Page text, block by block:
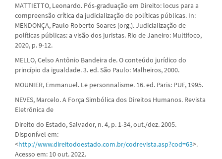
MATTIETTO, Leonardo. Pós-graduação em Direito: locus para a
compreensão crítica da judicialização de políticas públicas. In:
MENDONÇA, Paulo Roberto Soares (org.). Judicialização de
políticas públicas: a visão dos juristas. Rio de Janeiro: Multifoco,
2020, p. 9-12.
MELLO, Celso Antônio Bandeira de. O conteúdo jurídico do
princípio da igualdade. 3. ed. São Paulo: Malheiros, 2000.
MOUNIER, Emmanuel. Le personnalisme. 16. ed. Paris: PUF, 1995.
NEVES, Marcelo. A Força Simbólica dos Direitos Humanos. Revista
Eletrônica de
Direito do Estado, Salvador, n. 4, p. 1-34, out./dez. 2005.
Disponível em:
<http://www.direitodoestado.com.br/codrevista.asp?cod=63>.
Acesso em: 10 out. 2022.